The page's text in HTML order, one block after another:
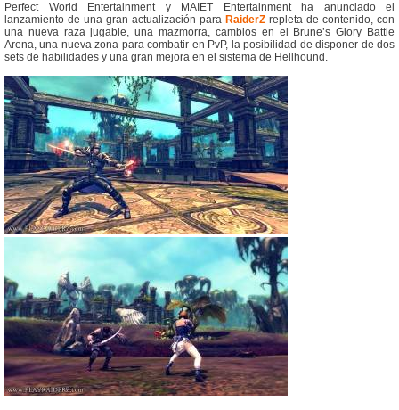
Perfect World Entertainment y MAIET Entertainment ha anunciado el
lanzamiento de una gran actualización para RaiderZ repleta de contenido, con
una nueva raza jugable, una mazmorra, cambios en el Brune’s Glory Battle
Arena, una nueva zona para combatir en PvP, la posibilidad de disponer de dos
sets de habilidades y una gran mejora en el sistema de Hellhound.